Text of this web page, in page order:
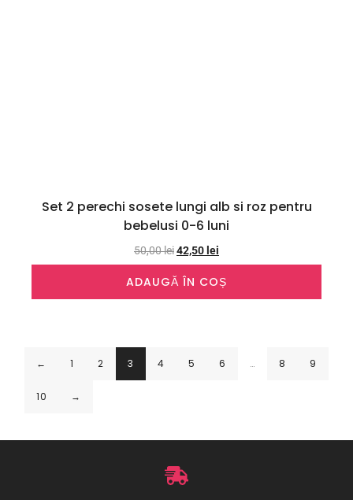
Set 2 perechi sosete lungi alb si roz pentru
bebelusi 0-6 luni
50,00lei42,50 lei
ADAUGĂ ÎN COȘ
← 1 2 3 4 5 6 … 8 9
10 →